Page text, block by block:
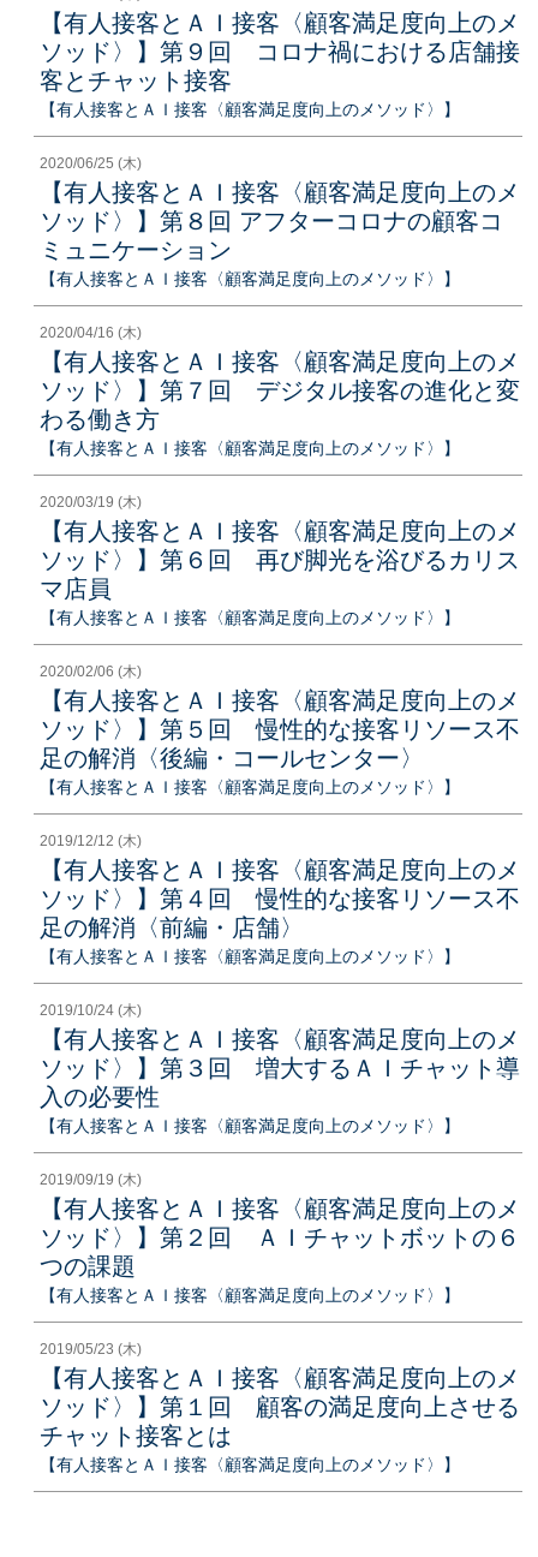
【有人接客とＡＩ接客〈顧客満足度向上のメ
ソッド〉】第９回 コロナ禍における店舗接
客とチャット接客
【有人接客とＡＩ接客〈顧客満足度向上のメソッド〉】
2020/06/25 (木)
【有人接客とＡＩ接客〈顧客満足度向上のメ
ソッド〉】第８回 アフターコロナの顧客コ
ミュニケーション
【有人接客とＡＩ接客〈顧客満足度向上のメソッド〉】
2020/04/16 (木)
【有人接客とＡＩ接客〈顧客満足度向上のメ
ソッド〉】第７回 デジタル接客の進化と変
わる働き方
【有人接客とＡＩ接客〈顧客満足度向上のメソッド〉】
2020/03/19 (木)
【有人接客とＡＩ接客〈顧客満足度向上のメ
ソッド〉】第６回 再び脚光を浴びるカリス
マ店員
【有人接客とＡＩ接客〈顧客満足度向上のメソッド〉】
2020/02/06 (木)
【有人接客とＡＩ接客〈顧客満足度向上のメ
ソッド〉】第５回 慢性的な接客リソース不
足の解消〈後編・コールセンター〉
【有人接客とＡＩ接客〈顧客満足度向上のメソッド〉】
2019/12/12 (木)
【有人接客とＡＩ接客〈顧客満足度向上のメ
ソッド〉】第４回 慢性的な接客リソース不
足の解消〈前編・店舗〉
【有人接客とＡＩ接客〈顧客満足度向上のメソッド〉】
2019/10/24 (木)
【有人接客とＡＩ接客〈顧客満足度向上のメ
ソッド〉】第３回 増大するＡＩチャット導
入の必要性
【有人接客とＡＩ接客〈顧客満足度向上のメソッド〉】
2019/09/19 (木)
【有人接客とＡＩ接客〈顧客満足度向上のメ
ソッド〉】第２回 ＡＩチャットボットの６
つの課題
【有人接客とＡＩ接客〈顧客満足度向上のメソッド〉】
2019/05/23 (木)
【有人接客とＡＩ接客〈顧客満足度向上のメ
ソッド〉】第１回 顧客の満足度向上させる
チャット接客とは
【有人接客とＡＩ接客〈顧客満足度向上のメソッド〉】